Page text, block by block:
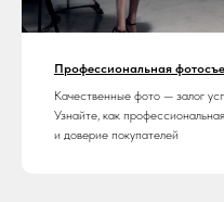
Профессиональная
Качественные фото — залог
Узнайте, как
и доверие покупателей